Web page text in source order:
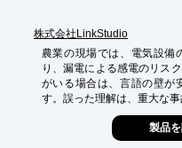
株式会社LinkStudio
農業の現場では、電気設備
り、漏電による感電のリス
がいる場合は、言語の壁が
す。誤った理解は、重大な
10は、多言語対応のアニメ
分かりやすく解説します。
製品